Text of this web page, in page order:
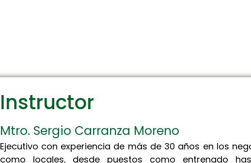
Instructor
Mtro. Sergio Carranza Moreno
Ejecutivo con experiencia de más de 30 años en los
como locales, desde puestos como entrenado